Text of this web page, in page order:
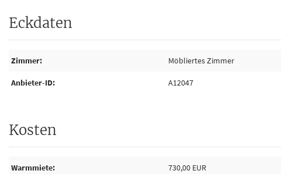
Eckdaten
Zimmer Möbliertes Zimmer
Anbieter-ID A12047
Kosten
Warmmiete 730,00 EUR